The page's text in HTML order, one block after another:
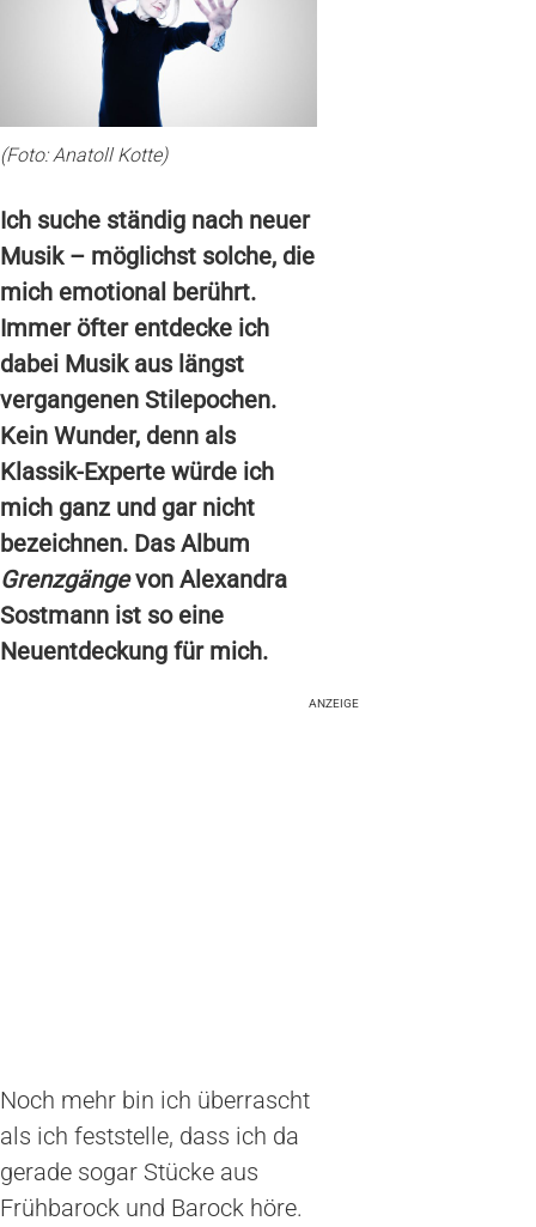
(Foto: Anatoll Kotte)
Ich suche ständig nach neuer
Musik – möglichst solche, die
mich emotional berührt.
Immer öfter entdecke ich
dabei Musik aus längst
vergangenen Stilepochen.
Kein Wunder, denn als
Klassik-Experte würde ich
mich ganz und gar nicht
bezeichnen. Das Album
Grenzgängevon Alexandra
Sostmann ist so eine
Neuentdeckung für mich.
ANZEIGE
Noch mehr bin ich überrascht
als ich feststelle, dass ich da
gerade sogar Stücke aus
Frühbarock und Barock höre.